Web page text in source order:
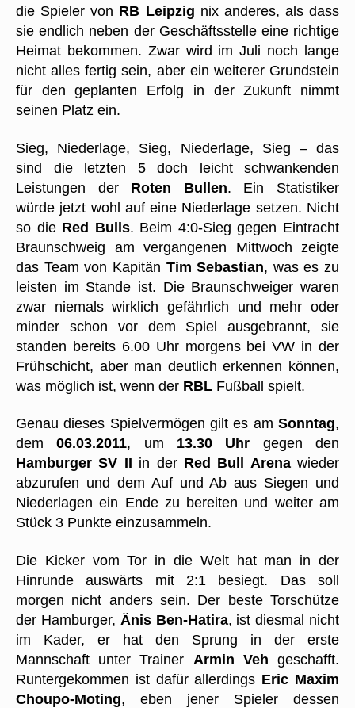
die Spieler von RB Leipzig nix anderes, als dass
sie endlich neben der Geschäftsstelle eine richtige
Heimat bekommen. Zwar wird im Juli noch lange
nicht alles fertig sein, aber ein weiterer Grundstein
für den geplanten Erfolg in der Zukunft nimmt
seinen Platz ein.
Sieg, Niederlage, Sieg, Niederlage, Sieg – das
sind die letzten 5 doch leicht schwankenden
Leistungen der Roten Bullen. Ein Statistiker
würde jetzt wohl auf eine Niederlage setzen. Nicht
so die Red Bulls. Beim 4:0-Sieg gegen Eintracht
Braunschweig am vergangenen Mittwoch zeigte
das Team von Kapitän Tim Sebastian, was es zu
leisten im Stande ist. Die Braunschweiger waren
zwar niemals wirklich gefährlich und mehr oder
minder schon vor dem Spiel ausgebrannt, sie
standen bereits 6.00 Uhr morgens bei VW in der
Frühschicht, aber man deutlich erkennen können,
was möglich ist, wenn der RBL Fußball spielt.
Genau dieses Spielvermögen gilt es am Sonntag,
dem06.03.2011, um 13.30 Uhr gegen den
Hamburger SV II in der Red Bull Arenawieder
abzurufen und dem Auf und Ab aus Siegen und
Niederlagen ein Ende zu bereiten und weiter am
Stück 3 Punkte einzusammeln.
Die Kicker vom Tor in die Welt hat man in der
Hinrunde auswärts mit 2:1 besiegt. Das soll
morgen nicht anders sein. Der beste Torschütze
der Hamburger, Änis Ben-Hatira, ist diesmal nicht
im Kader, er hat den Sprung in der erste
Mannschaft unter Trainer Armin Veh geschafft.
Runtergekommen ist dafür allerdings Eric Maxim
Choupo-Moting, eben jener Spieler dessen